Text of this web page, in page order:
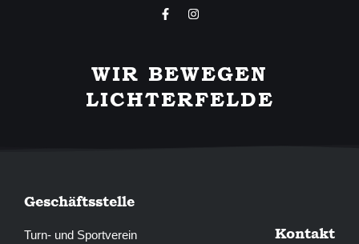
F
a
o
o
k
-
I
n
g
r
a
m
WIR BEWEGEN
LICHTERFELDE
Geschäftsstelle
Turn- und Sportverein
Kontakt